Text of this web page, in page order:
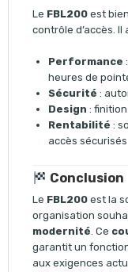
Le FBL200est
contrôle d’accès. Il
Performance
heures de
Sécurité :
Design :
Rentabilité :
accès sécurisés
Conclusion
Le FBL200est la
organisation
modernité. Ce
garantit un
aux exigences